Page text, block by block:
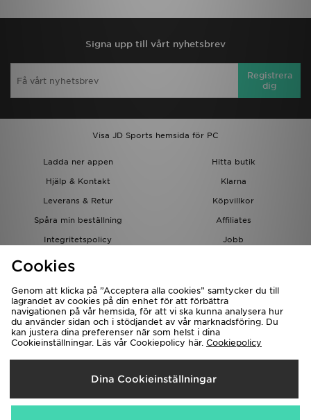
Signa upp till vårt nyhetsbrev
Registrera
dig
Visa JD Sports hemsida för PC
Ladda ner appen
Hitta butik
Hjälp & Kontakt
Klarna
Leverans & Retur
Köpvillkor
Spåra min beställning
Affiliates
Integritetspolicy
Jobb
JD-bloggen
Levererar Till
Sverige
Cookies
Genom att klicka på ”Acceptera alla cookies” samtycker du till
lagrandet av cookies på din enhet för att förbättra
navigationen på vår hemsida, för att vi ska kunna analysera hur
du använder sidan och i stödjandet av vår marknadsföring. Du
kan justera dina preferenser när som helst i dina
Cookieinställningar. Läs vår Cookiepolicy här. Cookiepolicy
Dina Cookieinställningar